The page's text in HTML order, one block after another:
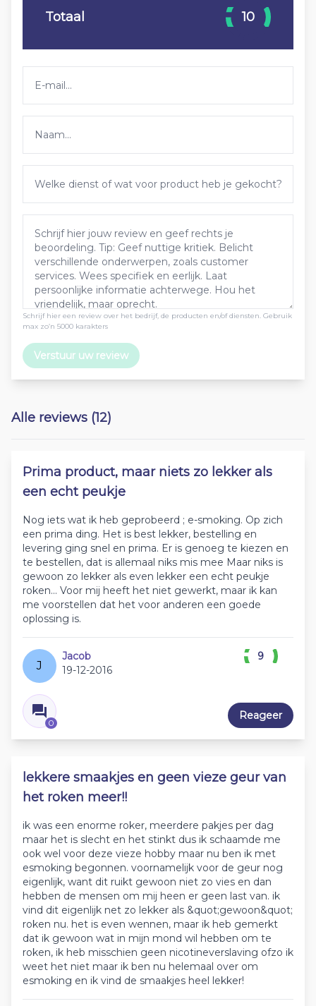
Schrijf hier een review over het bedrijf, de producten en/of diensten. Gebruik
max zo’n 5000 karakters
Verstuur uw review
Totaal 10
Alle reviews (12)
Prima product, maar niets zo lekker als
een echt peukje
Nog iets wat ik heb geprobeerd ; e-smoking. Op zich
een prima ding. Het is best lekker, bestelling en
levering ging snel en prima. Er is genoeg te kiezen en
te bestellen, dat is allemaal niks mis mee Maar niks is
gewoon zo lekker als even lekker een echt peukje
roken... Voor mij heeft het niet gewerkt, maar ik kan
me voorstellen dat het voor anderen een goede
oplossing is.
J
Jacob
19-12-2016
0
9
Reageer
lekkere smaakjes en geen vieze geur van
het roken meer!!
ik was een enorme roker, meerdere pakjes per dag
maar het is slecht en het stinkt dus ik schaamde me
ook wel voor deze vieze hobby maar nu ben ik met
esmoking begonnen. voornamelijk voor de geur nog
eigenlijk, want dit ruikt gewoon niet zo vies en dan
hebben de mensen om mij heen er geen last van. ik
vind dit eigenlijk net zo lekker als &quot;gewoon&quot;
roken nu. het is even wennen, maar ik heb gemerkt
dat ik gewoon wat in mijn mond wil hebben om te
roken, ik heb misschien geen nicotineverslaving ofzo ik
weet het niet maar ik ben nu helemaal over om
esmoking en ik vind de smaakjes heel lekker!